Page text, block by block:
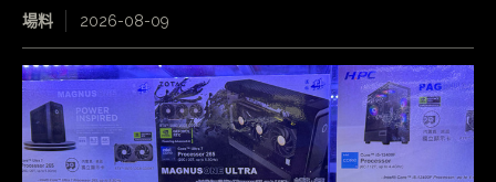
場料 2026-08-09